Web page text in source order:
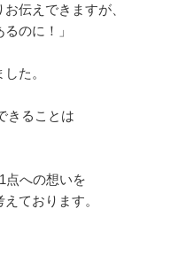
伝えできますが、
のに！」
た。
きることは
点への想いを
ております。